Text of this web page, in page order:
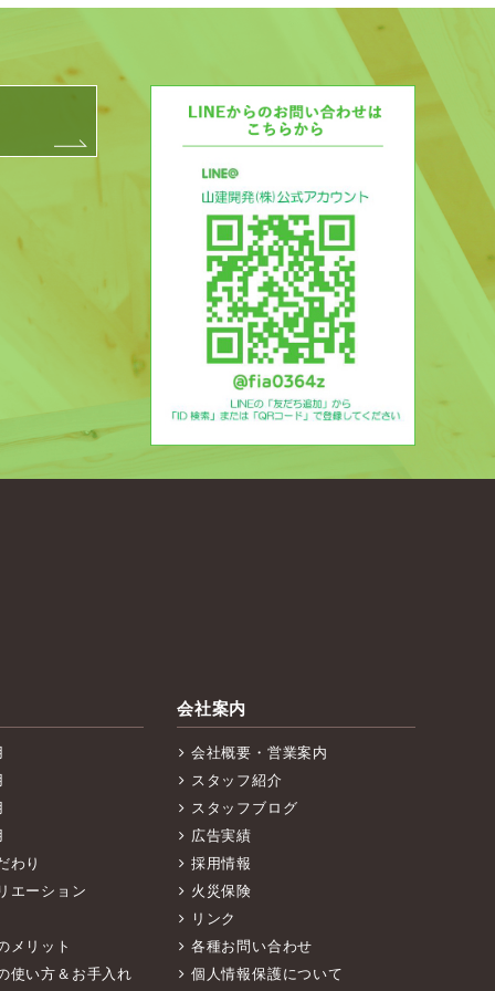
わり
エーション
メリット
使い方＆お手入れ
会社案内
会社概要・営業案内
スタッフ紹介
スタッフブログ
広告実績
採用情報
火災保険
リンク
各種お問い合わせ
個人情報保護について